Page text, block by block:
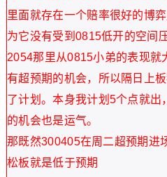
里面就存在一个赔率很好的博
为它没有受到0815低开的空间
2054那里从0815小弟的表现就
有超预期的机会，所以隔日上
了计划。本身我计划5个点就出
的机会也是运气。
那既然300405在周二超预期进
松板就是低于预期